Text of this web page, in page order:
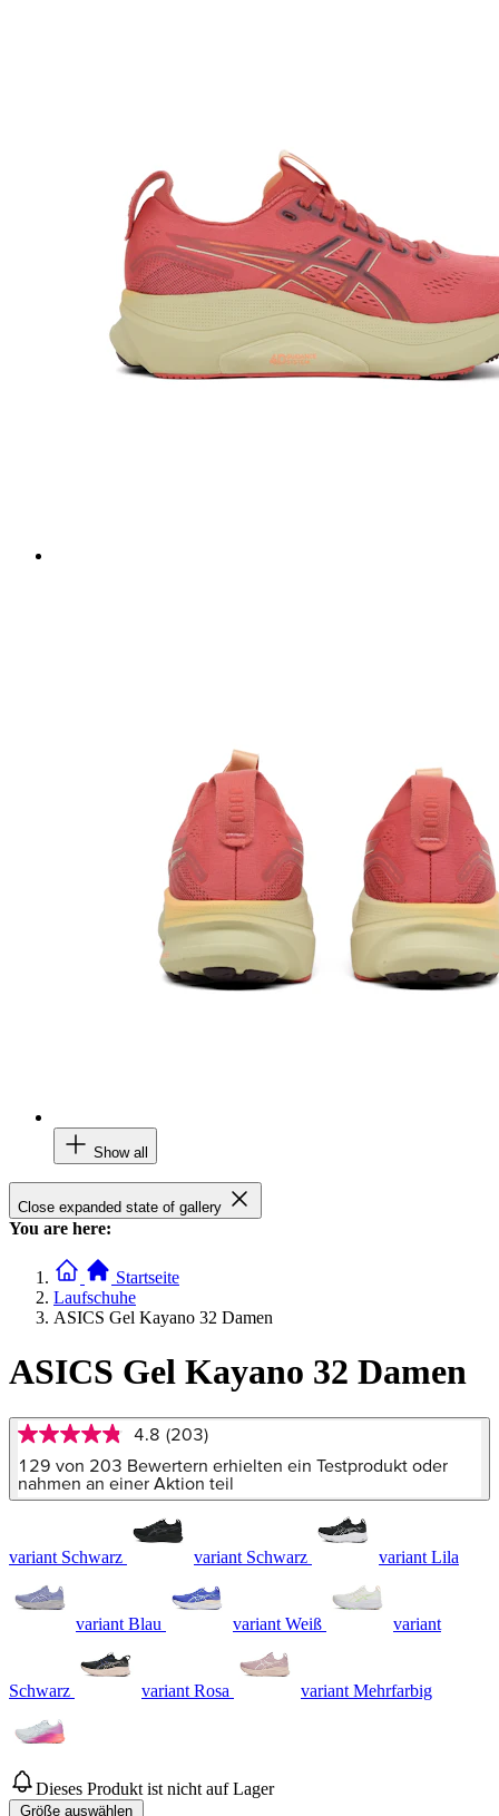
Show all
Close expanded state of gallery
You are here:
Startseite
Laufschuhe
ASICS Gel Kayano 32 Damen
ASICS Gel Kayano 32 Damen
4.8
von
5
Sternen,
Bewertung.
Read
203
Reviews.
4.8 (203)
129 von 203 Bewertern erhielten ein Testprodukt oder
nahmen an einer Aktion teil
variant Schwarz variant Schwarz variant Lila
variant Blau variant Weiß variant
Schwarz variant Rosa variant Mehrfarbig
Dieses Produkt ist nicht auf Lager
Größe auswählen